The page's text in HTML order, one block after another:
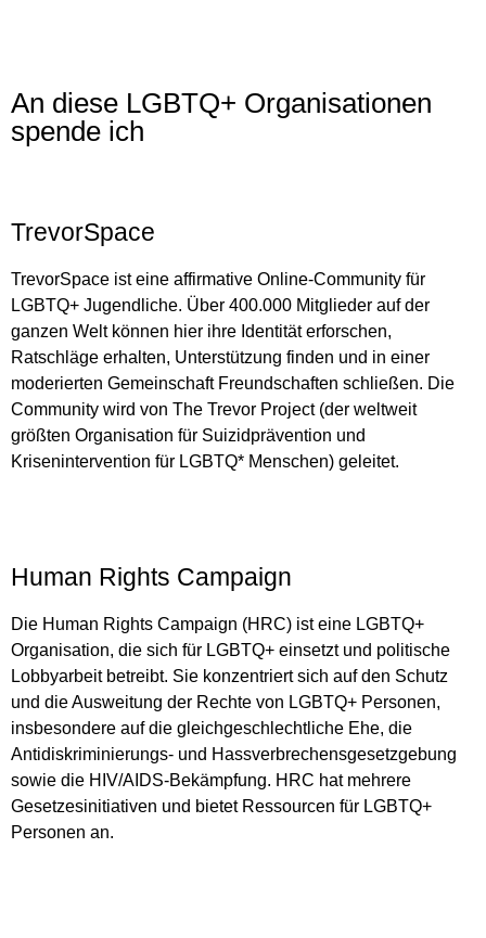
An diese LGBTQ+ Organisationen
spende ich
TrevorSpace
TrevorSpace ist eine affirmative Online-Community für
LGBTQ+ Jugendliche. Über 400.000 Mitglieder auf der
ganzen Welt können hier ihre Identität erforschen,
Ratschläge erhalten, Unterstützung finden und in einer
moderierten Gemeinschaft Freundschaften schließen. Die
Community wird von The Trevor Project (der weltweit
größten Organisation für Suizidprävention und
Krisenintervention für LGBTQ* Menschen) geleitet.
Human Rights Campaign
Die Human Rights Campaign (HRC) ist eine LGBTQ+
Organisation, die sich für LGBTQ+ einsetzt und politische
Lobbyarbeit betreibt. Sie konzentriert sich auf den Schutz
und die Ausweitung der Rechte von LGBTQ+ Personen,
insbesondere auf die gleichgeschlechtliche Ehe, die
Antidiskriminierungs- und Hassverbrechensgesetzgebung
sowie die HIV/AIDS-Bekämpfung. HRC hat mehrere
Gesetzesinitiativen und bietet Ressourcen für LGBTQ+
Personen an.